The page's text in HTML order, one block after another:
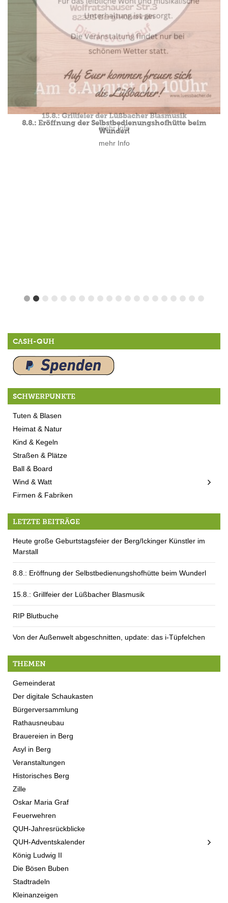
15.8.: Grillfeier der Lüßbacher Blasmusik
mehr Info
CASH-QUH
SCHWERPUNKTE
Tuten & Blasen
Heimat & Natur
Kind & Kegeln
Straßen & Plätze
Ball & Board
Wind & Watt
Firmen & Fabriken
LETZTE BEITRÄGE
Heute große Geburtstagsfeier der Berg/Ickinger Künstler im
Marstall
8.8.: Eröffnung der Selbstbedienungshofhütte beim Wunderl
15.8.: Grillfeier der Lüßbacher Blasmusik
RIP Blutbuche
Von der Außenwelt abgeschnitten, update: das i-Tüpfelchen
THEMEN
Gemeinderat
Der digitale Schaukasten
Bürgerversammlung
Rathausneubau
Brauereien in Berg
Asyl in Berg
Veranstaltungen
Historisches Berg
Zille
Oskar Maria Graf
Feuerwehren
QUH-Jahresrückblicke
QUH-Adventskalender
König Ludwig II
Die Bösen Buben
Stadtradeln
Kleinanzeigen